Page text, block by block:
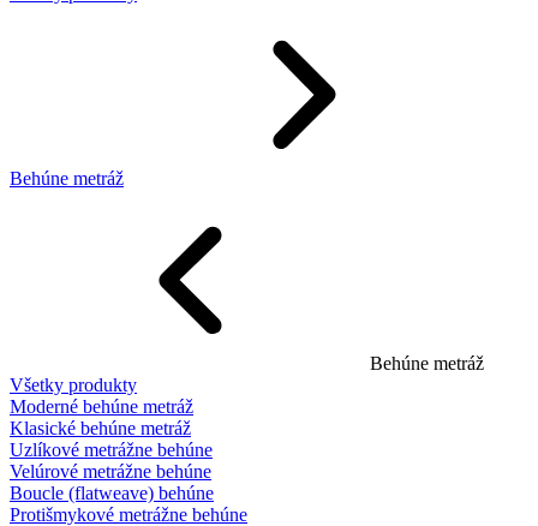
Behúne metráž
Behúne metráž
Všetky produkty
Moderné behúne metráž
Klasické behúne metráž
Uzlíkové metrážne behúne
Velúrové metrážne behúne
Boucle (flatweave) behúne
Protišmykové metrážne behúne